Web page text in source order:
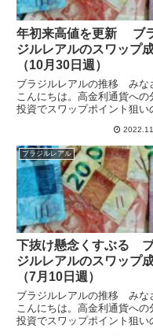
年初来高値を更新 ブ
ジルレアルのスワップ
（10月30日週）
ブラジルレアルの推移 みな
こんにちは。高金利通貨への
投資でスワップポイント狙い
米ドルを上回る最強通貨ブラ
レアルは先週も堅調で、11月
には年初来高値の29.30をつ
います。ブラジル中銀は1...
ブラジルレアル
下抜け懸念くすぶる
ジルレアルのスワップ
（7月10日週）
ブラジルレアルの推移 みな
こんにちは。高金利通貨への
投資でスワップポイント狙い